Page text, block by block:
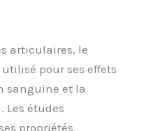
articulaires, le
pour ses effets
sanguine et la
Les études
propriétés